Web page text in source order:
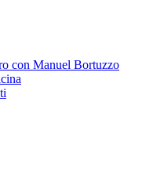
con Manuel Bortuzzo